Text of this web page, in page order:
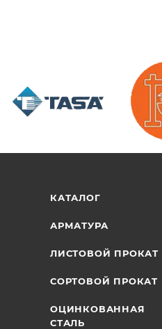
КАТАЛОГ
АРМАТУРА
ЛИСТОВОЙ ПРОКАТ
СОРТОВОЙ ПРОКАТ
ОЦИНКОВАННАЯ
СТАЛЬ